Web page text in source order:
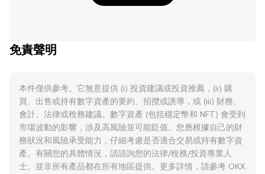
免責聲明
本件僅供參考。它無意提供 (i) 投資建議或投資推薦，(ii) 購
買、出售或持有數字資產的要約、招攬或誘導，或 (iii) 財務、
會計、法律或稅務建議。數字資產 (包括穩定幣和 NFT) 會受到
市場波動的影響，涉及高風險並可能貶值。您應根據自己的財
務狀況和風險承受能力，仔細考慮是否適合交易或持有數字資
產。有關您的具體情況，請諮詢您的法律/稅務/投資專業人
士。並非所有產品都在所有地區提供。更多詳情，請參考 OKX